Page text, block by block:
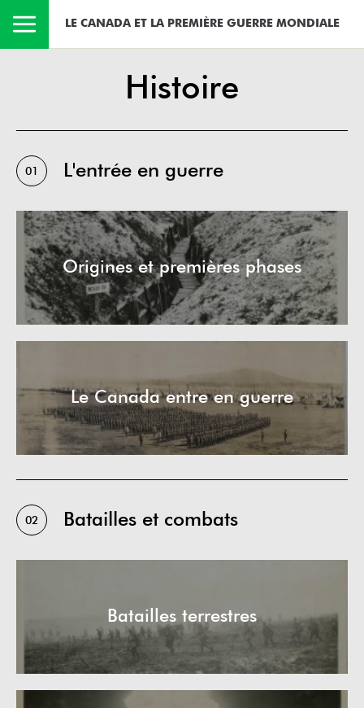
LE CANADA ET LA PREMIÈRE GUERRE MONDIALE
Histoire
01 L'entrée en guerre
Origines et premières phases
Le Canada entre en guerre
02 Batailles et combats
Batailles terrestres